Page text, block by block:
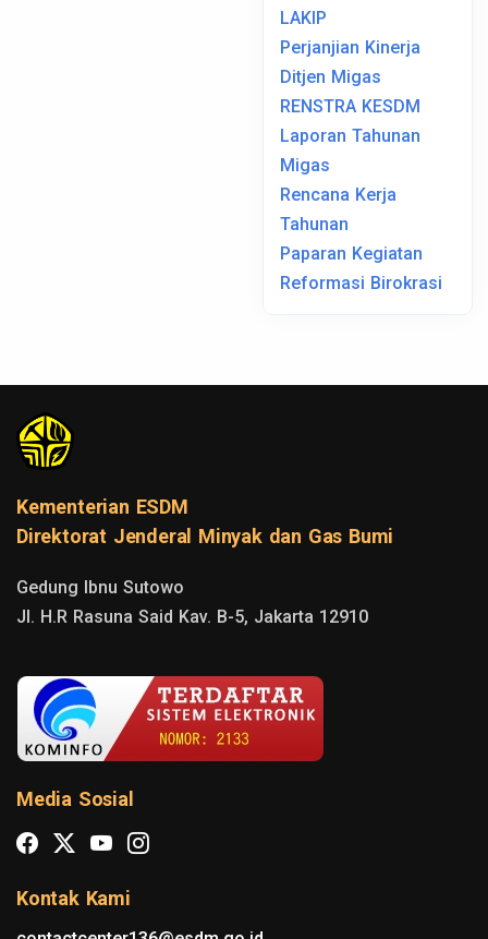
LAKIP
Perjanjian Kinerja
Ditjen Migas
RENSTRA KESDM
Laporan Tahunan
Migas
Rencana Kerja
Tahunan
Paparan Kegiatan
Reformasi Birokrasi
Kementerian ESDM
Direktorat Jenderal Minyak dan Gas Bumi
Gedung Ibnu Sutowo
Jl. H.R Rasuna Said Kav. B-5, Jakarta 12910
Media Sosial
Kontak Kami